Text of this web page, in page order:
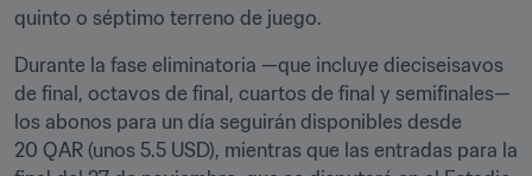
quinto o séptimo terreno de juego.
Durante la fase eliminatoria —que incluye dieciseisavos
de final, octavos de final, cuartos de final y semifinales—
los abonos para un día seguirán disponibles desde
20 QAR (unos 5.5 USD), mientras que las entradas para la